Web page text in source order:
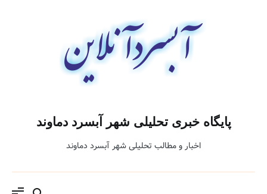
پایگاه خبری تحلیلی شهر آبسرد دماوند
اخبار و مطالب تحلیلی شهر آبسرد دماوند